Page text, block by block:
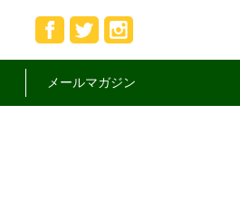
メールマガジン